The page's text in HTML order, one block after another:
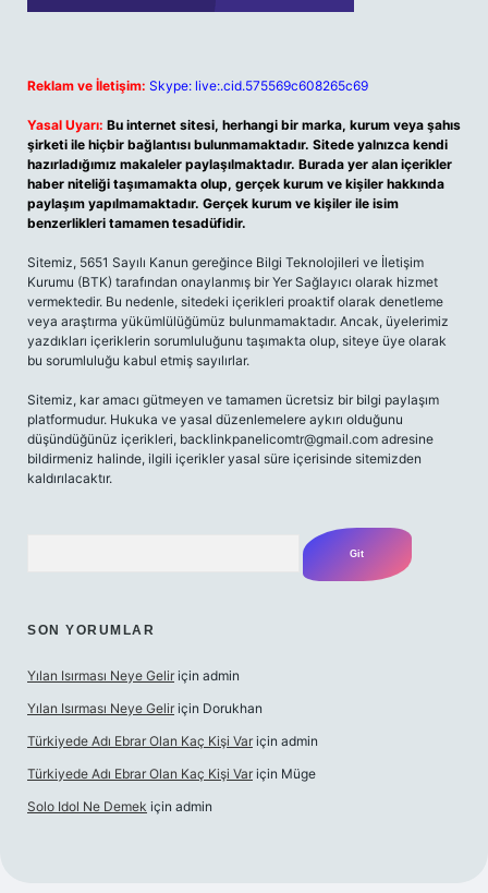
Reklam ve İletişim: Skype: live:.cid.575569c608265c69
Yasal Uyarı: Bu internet sitesi, herhangi bir marka, kurum veya şahıs
şirketi ile hiçbir bağlantısı bulunmamaktadır. Sitede yalnızca kendi
hazırladığımız makaleler paylaşılmaktadır. Burada yer alan içerikler
haber niteliği taşımamakta olup, gerçek kurum ve kişiler hakkında
paylaşım yapılmamaktadır. Gerçek kurum ve kişiler ile isim
benzerlikleri tamamen tesadüfidir.
Sitemiz, 5651 Sayılı Kanun gereğince Bilgi Teknolojileri ve İletişim
Kurumu (BTK) tarafından onaylanmış bir Yer Sağlayıcı olarak hizmet
vermektedir. Bu nedenle, sitedeki içerikleri proaktif olarak denetleme
veya araştırma yükümlülüğümüz bulunmamaktadır. Ancak, üyelerimiz
yazdıkları içeriklerin sorumluluğunu taşımakta olup, siteye üye olarak
bu sorumluluğu kabul etmiş sayılırlar.
Sitemiz, kar amacı gütmeyen ve tamamen ücretsiz bir bilgi paylaşım
platformudur. Hukuka ve yasal düzenlemelere aykırı olduğunu
düşündüğünüz içerikleri, backlinkpanelicomtr@gmail.com adresine
bildirmeniz halinde, ilgili içerikler yasal süre içerisinde sitemizden
kaldırılacaktır.
SON YORUMLAR
Yılan Isırması Neye Gelir için admin
Yılan Isırması Neye Gelir için Dorukhan
Türkiyede Adı Ebrar Olan Kaç Kişi Var için admin
Türkiyede Adı Ebrar Olan Kaç Kişi Var için Müge
Solo Idol Ne Demek için admin